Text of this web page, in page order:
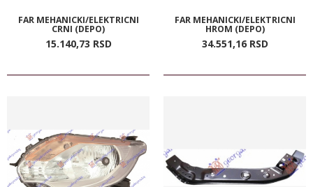
FAR MEHANICKI/ELEKTRICNI
CRNI (DEPO)
15.140,73 RSD
FAR MEHANICKI/ELEKTRICNI
HROM (DEPO)
34.551,16 RSD